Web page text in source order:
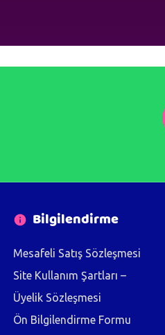
Bilgilendirme
Mesafeli Satış Sözleşmesi
Site Kullanım Şartları –
Üyelik Sözleşmesi
Ön Bilgilendirme Formu